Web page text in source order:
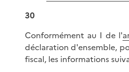
30
Conformément au I de l'
déclaration d'ensemble,
fiscal, les informations